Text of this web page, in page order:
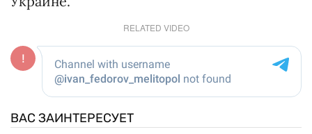
RELATED VIDEO
ВАС ЗАИНТЕРЕСУЕТ